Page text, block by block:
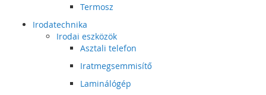
Termosz
Irodatechnika
Irodai eszközök
Asztali telefon
Iratmegsemmisítő
Laminálógép